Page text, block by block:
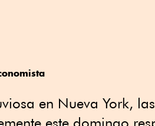
en Nueva York,